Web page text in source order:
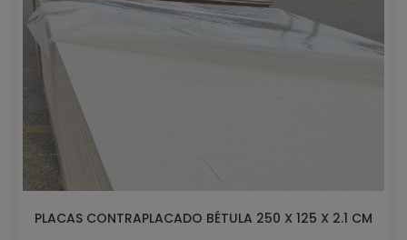
PLACAS CONTRAPLACADO BÉTULA 250 X 125 X 2.1 CM